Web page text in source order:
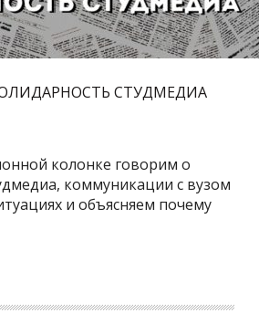
СТУДМЕДИА
колонке говорим о
коммуникации с вузом
и объясняем почему